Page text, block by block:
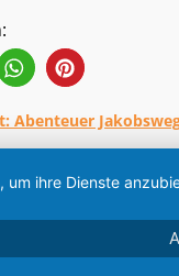
Abenteuer
ihre Dienste